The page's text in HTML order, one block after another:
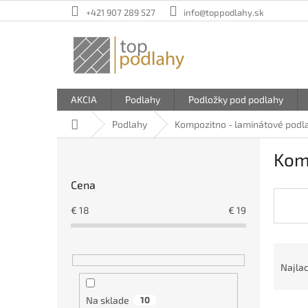
na
+421 907 289 527 info@toppodlahy.sk
AKCIA Podlahy Podložky pod podlahy
DomovPodlahy Kompozitno - laminátové
Cena
€ 18 € 19
Na sklade 10